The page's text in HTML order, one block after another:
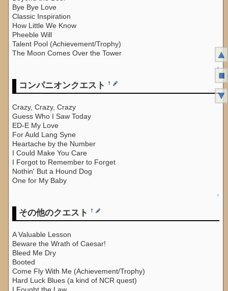
Bye Bye Love
Classic Inspiration
How Little We Know
Pheeble Will
Talent Pool (Achievement/Trophy)
The Moon Comes Over the Tower
↑
コンパニオンクエスト†
Crazy, Crazy, Crazy
Guess Who I Saw Today
ED-E My Love
For Auld Lang Syne
Heartache by the Number
I Could Make You Care
I Forgot to Remember to Forget
Nothin' But a Hound Dog
One for My Baby
↑
その他のクエスト†
A Valuable Lesson
Beware the Wrath of Caesar!
Bleed Me Dry
Booted
Come Fly With Me (Achievement/Trophy)
Hard Luck Blues (a kind of NCR quest)
▲
■
▼